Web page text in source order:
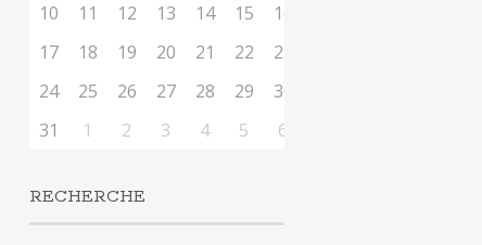
10
11 12 13 14 15
16
17
18 19 20 21 22
23
24
25 26 27 28 29
30
31
1 2 3 4 5 6
RECHERCHE